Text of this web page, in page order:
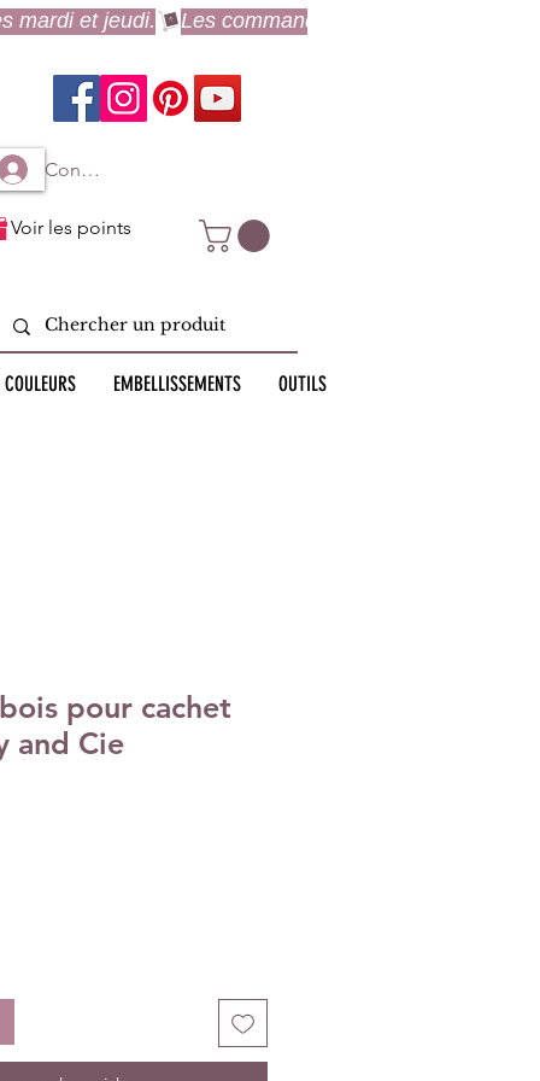
Connexion à mon compte
Voir les points
EMBELLISSEMENTS OUTILS
pour cachet
and Cie